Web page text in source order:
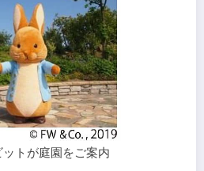
ットが庭園をご案内